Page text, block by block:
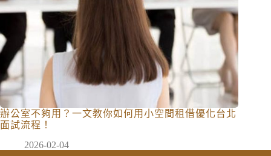
辦公室不夠用？一文教你如何用小空間租借優化台北
面試流程！
2026-02-04